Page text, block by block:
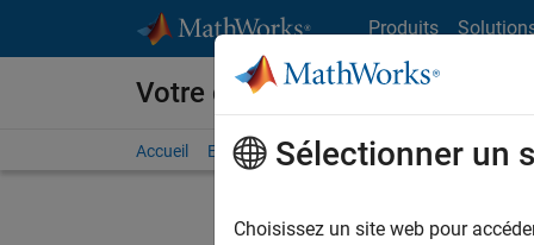
Produits
Votre carrière chez MathWorks
Accueil Explorer nos opportunités Adresses de
Sélectionner un
Choisissez un site web pour